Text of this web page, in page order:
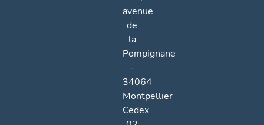
avenue
de
la
Pompignane
-
34064
Montpellier
Cedex